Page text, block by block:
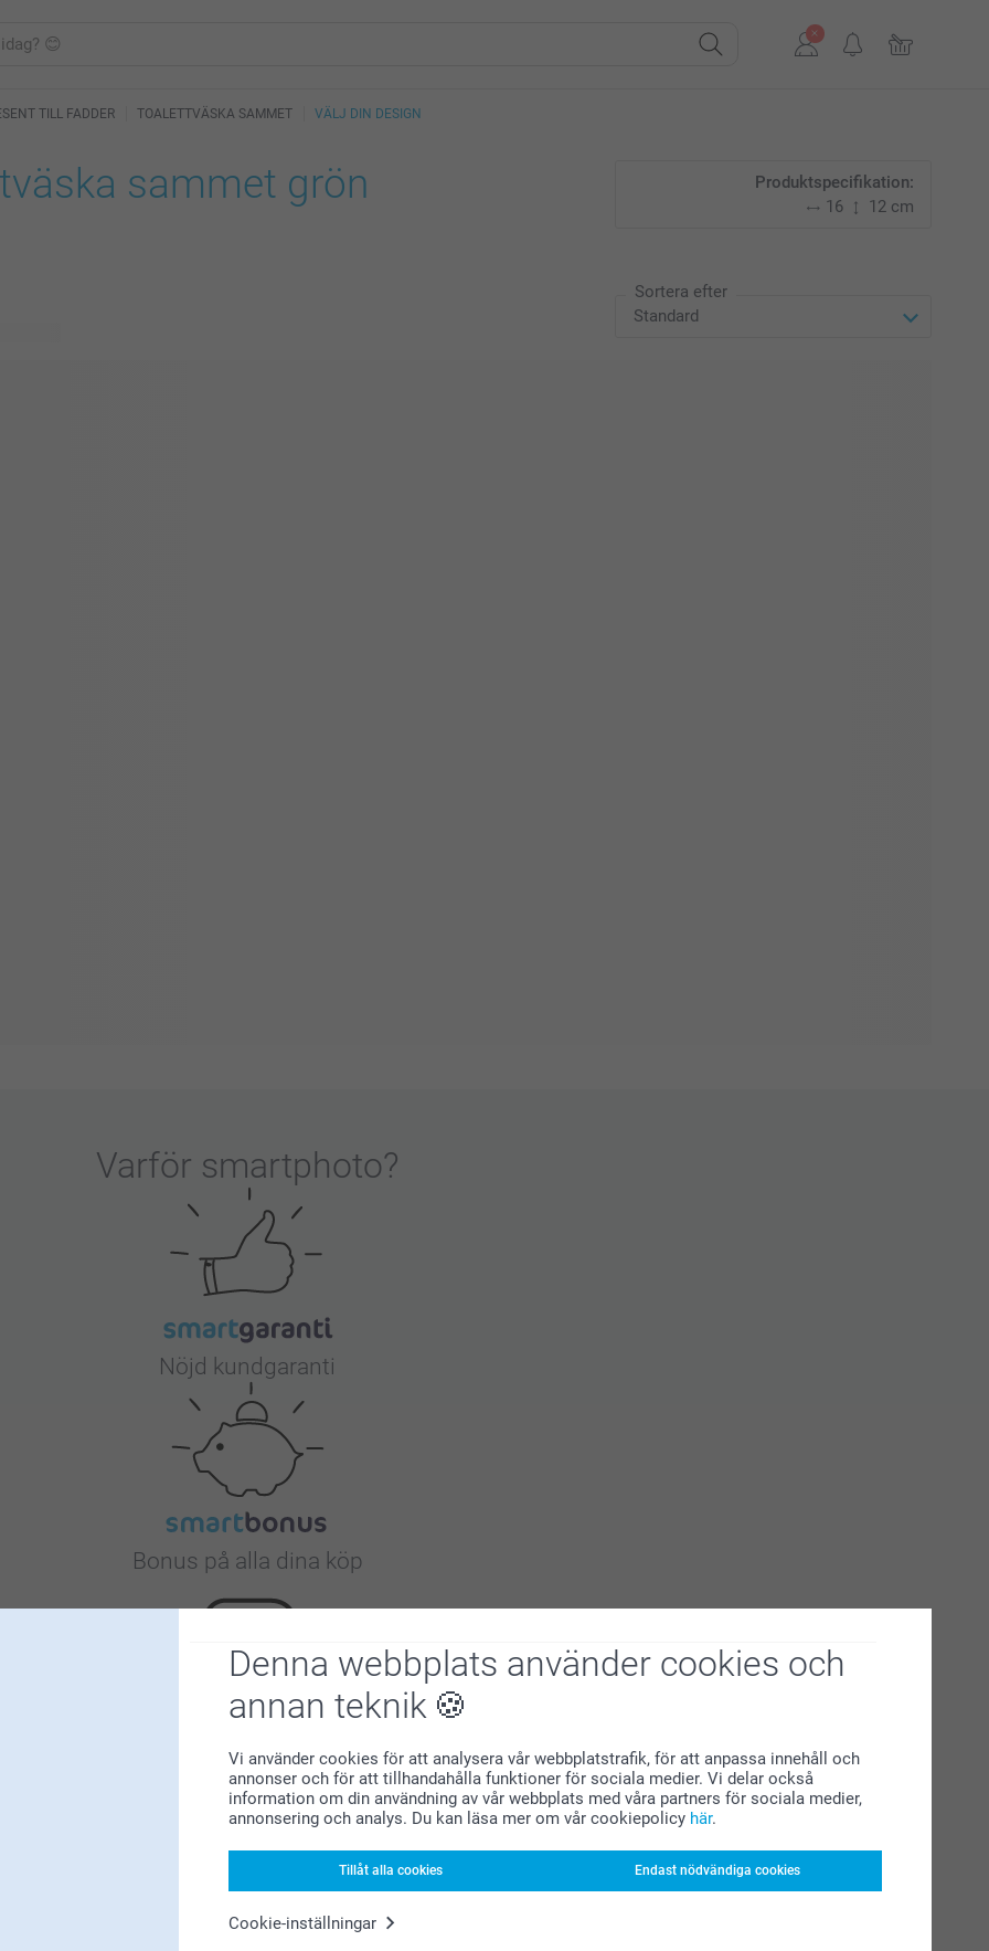
Denna webbplats använder cookies och
annan teknik
Vi använder cookies för att analysera vår webbplatstrafik, för att anpassa innehåll och
annonser och för att tillhandahålla funktioner för sociala medier. Vi delar också
information om din användning av vår webbplats med våra partners för sociala medier,
annonsering och analys. Du kan läsa mer om vår cookiepolicy här.
Tillåt alla cookies Endast nödvändiga cookies
Cookie-inställningar
TILL FADDER TOALETTVÄSKA SAMMET VÄLJ DIN DESIGN
sammet grön
Produktspecifikation:
16
12 cm
Sortera efter
Varför smartphoto?
Nöjd kundgaranti
Bonus på alla dina köp
Letar du efter inspiration?